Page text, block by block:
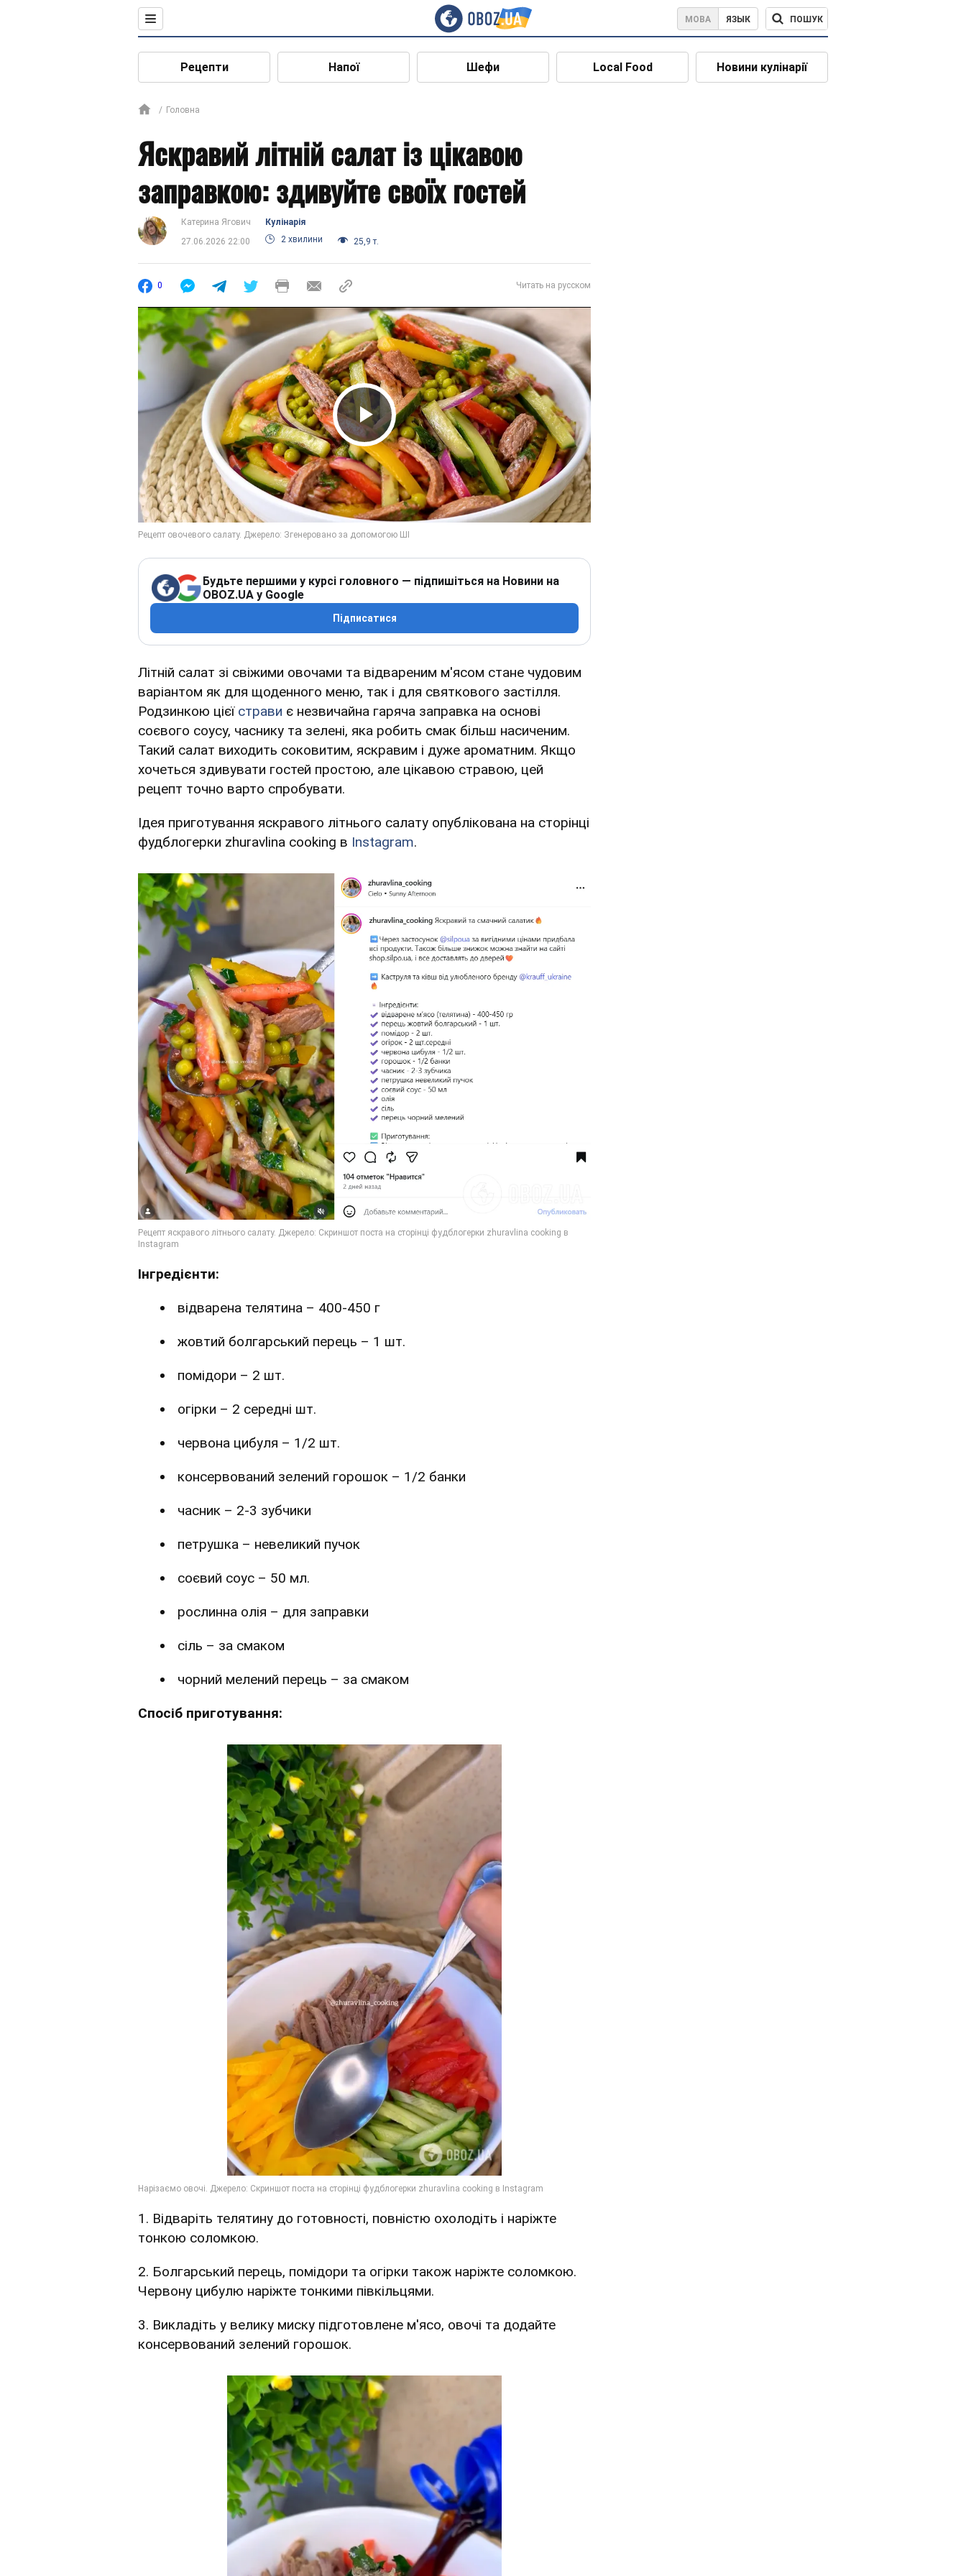
МОВА ЯЗЫК ПОШУК
Рецепти Напої Шефи Local Food Новини кулінарії
Головна
Яскравий літній салат із цікавою
заправкою: здивуйте своїх гостей
Катерина Ягович
Кулінарія
27.06.2026 22:00
2 хвилини 25,9 т.
0 Читать на русском
Play Video
Будьте першими у курсі головного — підпишіться на Новини на
OBOZ.UA у Google
Підписатися
Літній салат зі свіжими овочами та відвареним м'ясом стане чудовим
варіантом як для щоденного меню, так і для святкового застілля.
Родзинкою цієї страви є незвичайна гаряча заправка на основі
соєвого соусу, часнику та зелені, яка робить смак більш насиченим.
Такий салат виходить соковитим, яскравим і дуже ароматним. Якщо
хочеться здивувати гостей простою, але цікавою стравою, цей
рецепт точно варто спробувати.
Ідея приготування яскравого літнього салату опублікована на сторінці
фудблогерки zhuravlina cooking в Instagram.
Інгредієнти:
відварена телятина – 400-450 г
жовтий болгарський перець – 1 шт.
помідори – 2 шт.
огірки – 2 середні шт.
червона цибуля – 1/2 шт.
консервований зелений горошок – 1/2 банки
часник – 2-3 зубчики
петрушка – невеликий пучок
соєвий соус – 50 мл.
рослинна олія – для заправки
сіль – за смаком
чорний мелений перець – за смаком
Спосіб приготування:
1. Відваріть телятину до готовності, повністю охолодіть і наріжте
тонкою соломкою.
2. Болгарський перець, помідори та огірки також наріжте соломкою.
Червону цибулю наріжте тонкими півкільцями.
3. Викладіть у велику миску підготовлене м'ясо, овочі та додайте
консервований зелений горошок.